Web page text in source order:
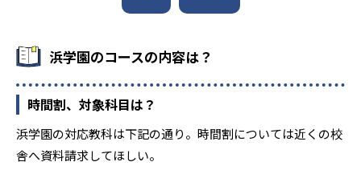
浜学園のコースの内容は？
時間割、対象科目は？
浜学園の対応教科は下記の通り。時間割については近くの校
舎へ資料請求してほしい。